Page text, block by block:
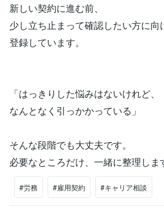
新しい契約に進む前、
少し立ち止まって確認したい方に向
登録しています。
「はっきりした悩みはないけれど、
なんとなく引っかかっている」
そんな段階でも大丈夫です。
必要なところだけ、一緒に整理しま
#労務 #雇用契約 #キャリア相談